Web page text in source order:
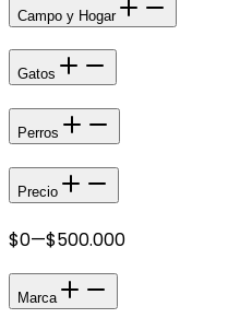
Campo y Hogar
Gatos
Perros
Precio
$0—$500.000
Marca